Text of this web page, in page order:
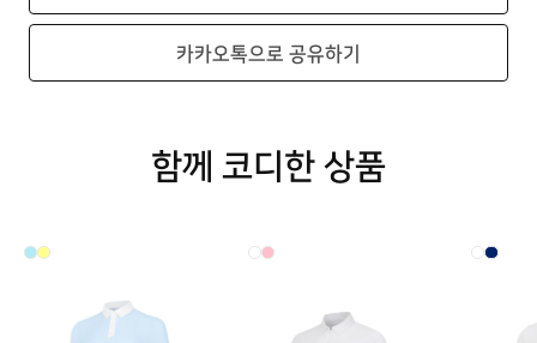
카카오톡으로 공유하기
함께 코디한 상품